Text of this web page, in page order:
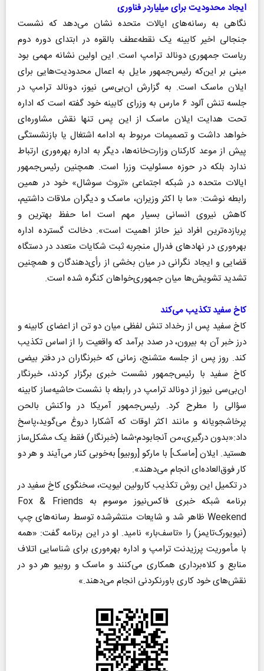
ایجاد محدودیت برای میلیاردر فناوری
نگاهی به رسانه‌های ایالات متحده نشان می‌دهد که نشست
جنجالی اخیر کابینه یک نقطه‌عطف بالقوه در ابتدای دوره دوم
ریاست جمهوری دونالد ترامپ است. این اولین نشانه مهمی بود
مبنی بر این‌که رئیس‌جمهور مایل به اعمال محدودیت‌هایی برای
ایلان ماسک است. به گزارش ان‌بی‌سی نیوز، دونالد ترامپ در
جلسه تنش آلود ۶ مارس به وزرای کابینه خود گفته است که اداره
تحت هدایت ایلان ماسک از این پس تنها نقش مشاوره‌ای
خواهد داشت و تصمیمات مربوط به ادامه اشتغال یا بازنشستگی
پیش از موعد کارکنان وزارت‌خانه‌ها، دیگر به اداره بهره‌وری ارتباط
ندارد بلکه در حوزه مسئولیت وزرا است. همچنین رئیس‌جمهور
ایالات متحده در شبکه اجتماعی «تروث سوشال» خود در همین
رابطه نوشت: «ما با اکثر وزیران، ماسک و دیگران ملاقات داشتیم،
کاهش نیروی انسانی بسیار مهم است اما حفظ بهترین و
پربازده‌ترین افراد نیز حائز اهمیت است». دخالت گسترده اداره
بهره‌وری در نهادهای فدرال منجر‌به ثبت شکایات متعدد در دستگاه
قضایی و ایجاد نگرانی در میان بخشی از رأی‌دهندگان و همچنین
تشدید تشویش‌ها میان جمهوری‌خواهان کنگره شده است.
کاخ سفید تکذیب می‌کند
کاخ سفید پس از رخداد تنش لفظی میان دو تن از اعضای کابینه و
درز خبر آن به بیرون، در صدد برآمد که واقعیت را از اساس تکذیب
کند. روز پس از جلسه متشنج، زمانی که خبرنگاران در دفتر بیضی
کاخ سفید با رئیس‌جمهور نشست خبری برگزار کردند، خبرنگار
ان‌بی‌سی نیوز از دونالد ترامپ در رابطه با نشست حاشیه‌ساز کابینه
سؤالی را مطرح کرد. رئیس‌جمهور آمریکا در واکنش بالحن
پرخاشجویانه و مانند اکثر اوقات که آشکارا دروغ می‌گوید،پاسخ
داد:«بدون درگیری،من آنجابودم؛شما (خبرنگار) فقط یک مشکل‌ساز
هستید. ایلان [ماسک] با مارکو [روبیو] به‌خوبی کنار می‌آیند و هر دو
کار فوق‌‌العاده‌ای انجام می‌دهند».
در تکمیل این روش تکذیب کارولین لیویت، سخنگوی کاخ سفید در
برنامه شبکه خبری فاکس‌نیوز موسوم به Fox & Friends
Weekend ظاهر شد و شایعات منتشر‌شده توسط رسانه‌های چپ
(نیویورک‌تایمز) را «تاسف‌بار» نامید. او در این برنامه گفت: «همه
با مأموریت پرزیدنت ترامپ و اداره بهره‌وری برای شناسایی اتلاف
منابع و کلاه‌برداری همکاری می‌کنند و ماسک و روبیو هر دو در
نقش‌های خود کاری باور‌نکردنی انجام می‌دهند.»